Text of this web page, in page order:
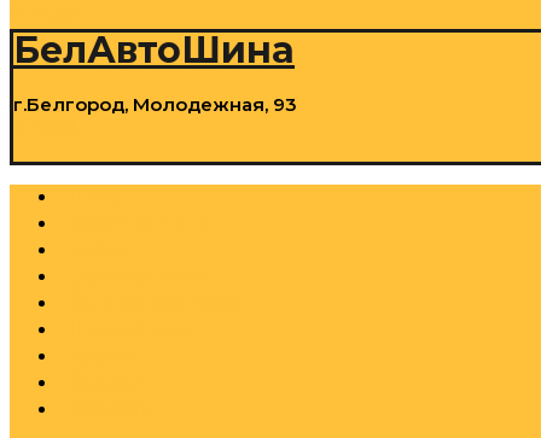
БелАвтоШина
г.Белгород, Молодежная, 93